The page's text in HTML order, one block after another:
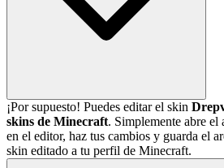
¡Por supuesto! Puedes editar el skin
skins de Minecraft. Simplemente abre el
en el editor, haz tus cambios y guarda el
skin editado a tu perfil de Minecraft.